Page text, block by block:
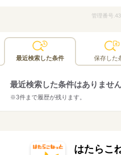
管理番号
最近検索した条件 保存した
最近検索した条件はありません
※3件まで履歴が残ります。
はたらこ